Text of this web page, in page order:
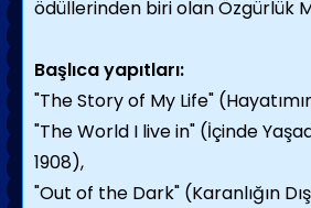
ödüllerinden biri olan Özgürlük
Başlıca yapıtları:
"The Story of My Life"
"The World I live in" (İçinde
1908),
"Out of the Dark" (Karanlığın